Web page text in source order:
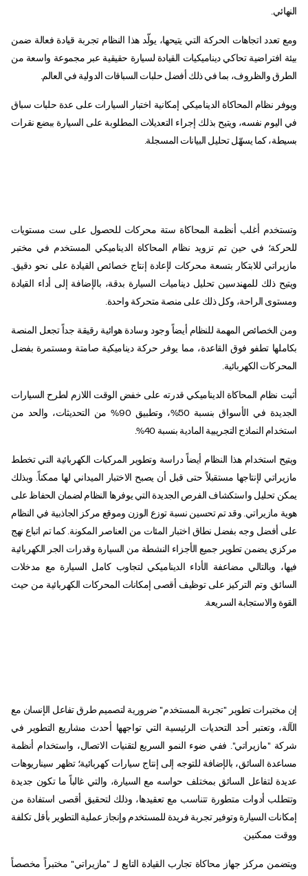
النهائي.
ومع تعدد اتجاهات الحركة التي يتيحها، يولّد هذا النظام تجربة قيادة فعالة ضمن
بيئة افتراضية تحاكي ديناميكيات القيادة لسيارة حقيقية عبر مجموعة واسعة من
الطرق والظروف، بما في ذلك أفضل حلبات السباقات الدولية في العالم.
ويوفر نظام المحاكاة الديناميكي إمكانية اختبار السيارات على عدة حلبات سباق
في اليوم نفسه، ويتيح بذلك إجراء التعديلات المطلوبة على السيارة ببضع نقرات
بسيطة، كما يسهّل تحليل البيانات المسجلة.
وتستخدم أغلب أنظمة المحاكاة ستة محركات للحصول على ست مستويات
للحركة؛ في حين تم تزويد نظام المحاكاة الديناميكي المستخدم في مختبر
مازيراتي للابتكار بتسعة محركات لإعادة إنتاج خصائص القيادة على نحو دقيق.
ويتيح ذلك للمهندسين تحليل ديناميات السيارة بدقة، بالإضافة إلى أداء القيادة
ومستوى الراحة، وكل ذلك على منصة متحركة واحدة.
ومن الخصائص المهمة للنظام أيضاً وجود وسادة هوائية رقيقة جداً تجعل المنصة
بكاملها تطفو فوق القاعدة، مما يوفر حركة ديناميكية صامتة ومستمرة بفضل
المحركات الكهربائية.
أثبت نظام المحاكاة الديناميكي قدرته على خفض الوقت اللازم لطرح السيارات
الجديدة في الأسواق بنسبة 50%، وتطبيق 90% من التحديثات، والحد من
استخدام النماذج التجريبية المادية بنسبة 40%.
ويتيح استخدام هذا النظام أيضاً دراسة وتطوير المركبات الكهربائية التي تخطط
مازيراتي لإنتاجها مستقبلاً حتى قبل أن يصبح الاختبار الميداني لها ممكناً. وبذلك
يمكن تحليل واستكشاف الفرص الجديدة التي يوفرها النظام لضمان الحفاظ على
هوية مازيراتي. وقد تم تحسين نسبة توزع الوزن وموقع مركز الجاذبية في النظام
على أفضل وجه بفضل نطاق اختبار المئات من العناصر المكونة. كما تم اتباع نهج
مركزي يضمن تطوير جميع الأجزاء النشطة من السيارة وقدرات الجر الكهربائية
فيها، وبالتالي مضاعفة الأداء الديناميكي لتجاوب كامل السيارة مع مدخلات
السائق. وتم التركيز على توظيف أقصى إمكانات المحركات الكهربائية من حيث
القوة والاستجابة السريعة.
إن مختبرات تطوير "تجربة المستخدم" ضرورية لتصميم طرق تفاعل الإنسان مع
الآلة، وتعتبر أحد التحديات الرئيسية التي تواجهها أحدث مشاريع التطوير في
شركة "مازيراتي". ففي ضوء النمو السريع لتقنيات الاتصال، واستخدام أنظمة
مساعدة السائق، بالإضافة للتوجه إلى إنتاج سيارات كهربائية؛ تظهر سيناريوهات
عديدة لتفاعل السائق بمختلف حواسه مع السيارة، والتي غالباً ما تكون جديدة
وتتطلب أدوات متطورة تتناسب مع تعقيدها، وذلك لتحقيق أقصى استفادة من
إمكانات السيارة وتوفير تجربة فريدة للمستخدم وإنجاز عملية التطوير بأقل تكلفة
ووقت ممكنين.
ويتضمن مركز جهاز محاكاة تجارب القيادة التابع لـ "مازيراتي" مختبراً مخصصاً